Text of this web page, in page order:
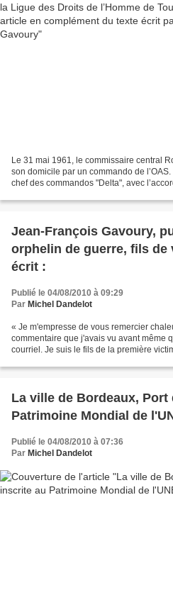
Le 31 mai 1961, le commissaire central
son domicile par un commando de
chef des commandos "Delta", avec
Jean-François Gavoury,
orphelin de guerre, fils de
écrit :
Publié le 04/08/2010 à 09:29
Par Michel Dandelot
« Je m'empresse de vous remercier
commentaire que j'avais vu avant même
courriel. Je suis le fils de la première
La ville de Bordeaux,
Patrimoine Mondial de
Publié le 04/08/2010 à 07:36
Par Michel Dandelot